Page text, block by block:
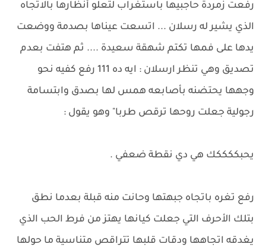
رفعت زمردة حاجبيها باستغراب لتعلو أنظارها بالاتجاه
الذي يشير له رسلان ... اتسعت عيناها بصدمة ووضعت
يدها على فمها تكتم شهقة سعيدة .... ثم هتفت بعدم
تصديق وهي تنظر ارسلان : ايه ده 111 رفع كفيه نحو
وجهها يحتضنه بأصابعه همس لها بصدق وابتسامة
رجولية جعلت روحها ترقص طربا" وهو يقول :
يحبككككك هي دي نقطة ضعفي .
رفع تغره باتجاه جبهتها وحانت منه قبلة بعدما نطق
بتلك الأحرف التي جعلت كيانها يهتز من فرط الحب الذي
يغدقه اتجاهها ودقات قلبها تتراقص متناسية ما حولها